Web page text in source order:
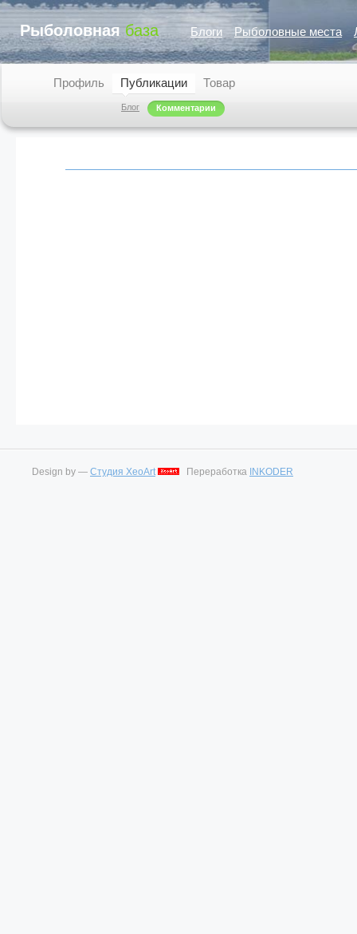
Рыболовная база Блоги Рыболовные места
Профиль Публикации
Блог Комментарии
Товар
Design by — Студия XeoArt Переработка INKODER